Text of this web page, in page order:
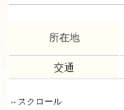
所在地
交通